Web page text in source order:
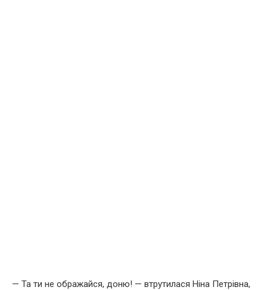
— Та ти не ображайся, доню! — втрутилася Ніна Петрівна,